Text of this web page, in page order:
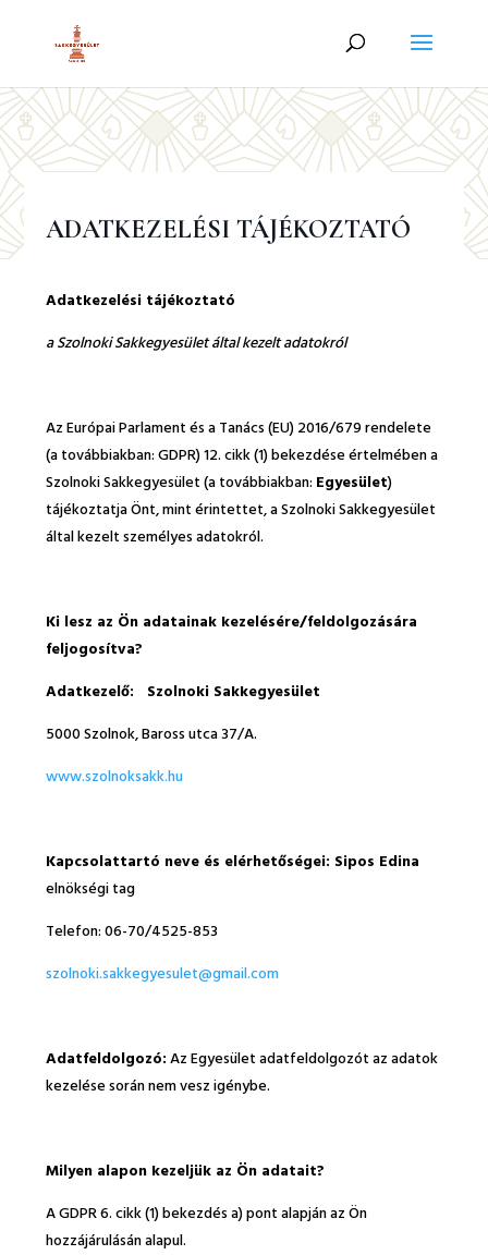
ADATKEZELÉSI TÁJÉKOZTATÓ
Adatkezelési tájékoztató
a Szolnoki Sakkegyesület által kezelt adatokról
Az Európai Parlament és a Tanács (EU) 2016/679 rendelete
(a továbbiakban: GDPR) 12. cikk (1) bekezdése értelmében a
Szolnoki Sakkegyesület (a továbbiakban: Egyesület)
tájékoztatja Önt, mint érintettet, a Szolnoki Sakkegyesület
által kezelt személyes adatokról.
Ki lesz az Ön adatainak kezelésére/feldolgozására
feljogosítva?
Adatkezelő: Szolnoki Sakkegyesület
5000 Szolnok, Baross utca 37/A.
www.szolnoksakk.hu
Kapcsolattartó neve és elérhetőségei: Sipos Edina
elnökségi tag
Telefon: 06-70/4525-853
szolnoki.sakkegyesulet@gmail.com
Adatfeldolgozó:Az Egyesület adatfeldolgozót az adatok
kezelése során nem vesz igénybe.
Milyen alapon kezeljük az Ön adatait?
A GDPR 6. cikk (1) bekezdés a) pont alapján az Ön
hozzájárulásán alapul.